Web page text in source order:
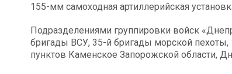
155-мм самоходная артиллерийская
Подразделениями группировки войск
бригады ВСУ, 35-й бригады морской
пунктов Каменское Запорожской области,